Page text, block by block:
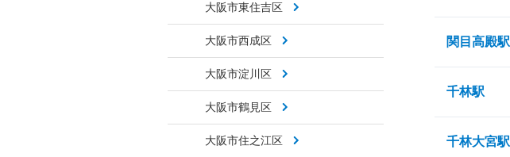
大阪市東住吉区
大阪市西成区
大阪市淀川区
大阪市鶴見区
大阪市住之江区
関目高殿駅
千林駅
千林大宮駅